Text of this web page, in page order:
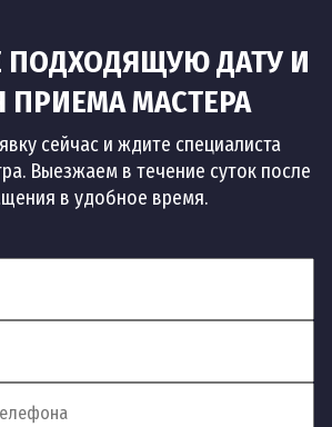
ПОДХОДЯЩУЮ ДАТУ И
ПРИЕМА МАСТЕРА
сейчас и ждите специалиста
Выезжаем в течение суток после
в удобное время.